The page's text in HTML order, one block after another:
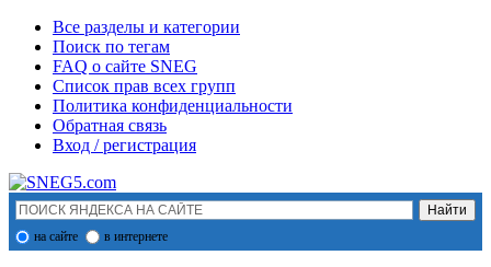
Все разделы и категории
Поиск по тегам
FAQ о сайте SNEG
Список прав всех групп
Политика конфиденциальности
Обратная связь
Вход / регистрация
на сайте в интернете